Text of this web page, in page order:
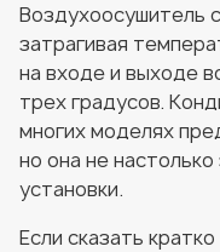
Воздухоосушитель
затрагивая
на входе и выходе
трех градусов.
многих моделях
но она не
установки.
Если сказать